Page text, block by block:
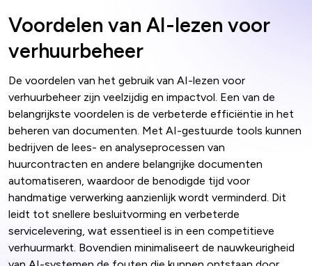
Voordelen van AI-lezen voor
verhuurbeheer
De voordelen van het gebruik van AI-lezen voor
verhuurbeheer zijn veelzijdig en impactvol. Een van de
belangrijkste voordelen is de verbeterde efficiëntie in het
beheren van documenten. Met AI-gestuurde tools kunnen
bedrijven de lees- en analyseprocessen van
huurcontracten en andere belangrijke documenten
automatiseren, waardoor de benodigde tijd voor
handmatige verwerking aanzienlijk wordt verminderd. Dit
leidt tot snellere besluitvorming en verbeterde
servicelevering, wat essentieel is in een competitieve
verhuurmarkt. Bovendien minimaliseert de nauwkeurigheid